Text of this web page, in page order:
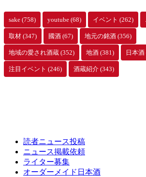
sake (758) youtube (68) イベント (262)
取材 (347) 國酒 (67) 地元の銘酒 (356)
地域の愛され酒蔵 (352) 地酒 (381) 日本酒
注目イベント (246) 酒蔵紹介 (343)
読者ニュース投稿
ニュース掲載依頼
ライター募集
オーダーメイド日本酒